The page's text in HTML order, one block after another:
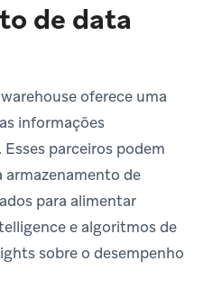
de data
oferece uma
informações
parceiros podem
armazenamento de
para alimentar
e algoritmos de
sobre o desempenho